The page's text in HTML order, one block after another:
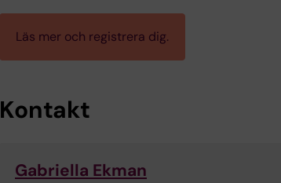
Läs mer och registrera dig.
Kontakt
Gabriella Ekman